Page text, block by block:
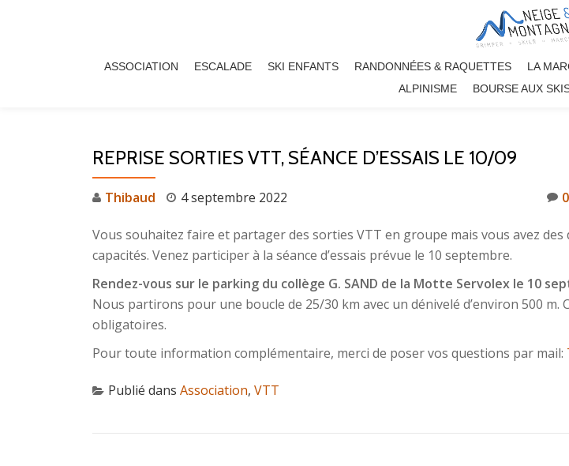
ASSOCIATION ESCALADE SKI ENFANTS RANDONNÉES & RAQUETTES LA
ALPINISME
BOURSE AUX
REPRISE SORTIES VTT, SÉANCE D’ESSAIS LE 10/09
Thibaud 4 septembre 2022
Vous souhaitez faire et partager des sorties VTT en groupe mais vous avez des
capacités. Venez participer à la séance d’essais prévue le 10 septembre.
Rendez-vous sur le parking du collège G. SAND de la Motte Servolex le 10
Nous partirons pour une boucle de 25/30 km avec un dénivelé d’environ 500 m.
obligatoires.
Pour toute information complémentaire, merci de poser vos questions par mail:
Publié dans Association, VTT